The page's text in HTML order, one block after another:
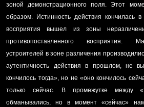
зоной демонстрационного поля. Этот
образом. Истинность действия кончилась
восприятия вышел из зоны
противопоставленного восприятия.
устроителей в зоне различения
аутентичность действия в прошлом, не
кончилось тогда», но не «оно кончилось
только сейчас. В промежутке между
обманывались, но в момент «сейчас»